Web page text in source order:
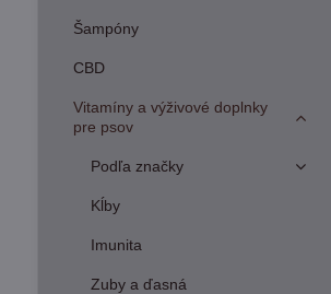
Šampóny
CBD
Vitamíny a výživové doplnky
pre psov
Podľa značky
Kĺby
Imunita
Zuby a ďasná